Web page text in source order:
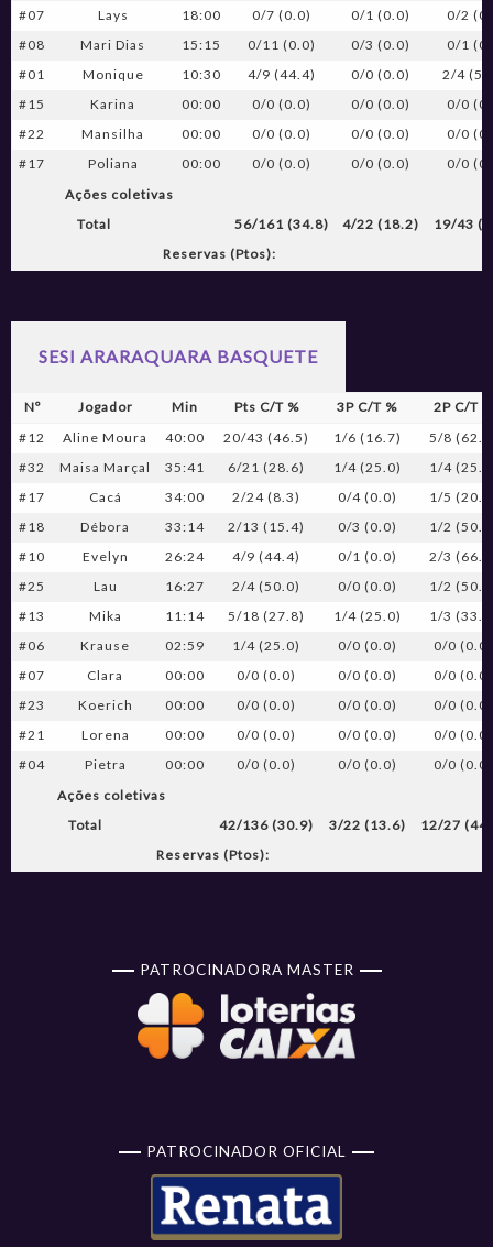
#07 Lays 18:00 0/7 (0.0) 0/1 (0.0)
0/2
#08
Mari Dias 15:15 0/11 (0.0) 0/3 (0.0)
0/1
#01
Monique 10:30 4/9 (44.4) 0/0 (0.0)
2/4
#15
Karina 00:00 0/0 (0.0) 0/0 (0.0)
0/0
#22
Mansilha 00:00 0/0 (0.0) 0/0 (0.0)
0/0
#17
Poliana 00:00 0/0 (0.0) 0/0 (0.0)
0/0
Ações coletivas
Total
56/161 (34.8) 4/22 (18.2)
19/43
Reservas (Ptos):
SESI ARARAQUARA BASQUETE
Nº Jogador Min Pts C/T % 3P C/T %
2P C/T %
#12
Aline Moura 40:00 20/43 (46.5) 1/6 (16.7)
5/8
#32
Maisa Marçal 35:41 6/21 (28.6) 1/4 (25.0)
1/4
#17
Cacá 34:00 2/24 (8.3) 0/4 (0.0)
1/5
#18
Débora 33:14 2/13 (15.4) 0/3 (0.0)
1/2
#10
Evelyn 26:24 4/9 (44.4) 0/1 (0.0)
2/3
#25
Lau 16:27 2/4 (50.0) 0/0 (0.0)
1/2
#13
Mika 11:14 5/18 (27.8) 1/4 (25.0)
1/3
#06
Krause 02:59 1/4 (25.0) 0/0 (0.0)
0/0 (0.0)
#07
Clara 00:00 0/0 (0.0) 0/0 (0.0)
0/0 (0.0)
#23
Koerich 00:00 0/0 (0.0) 0/0 (0.0)
0/0 (0.0)
#21
Lorena 00:00 0/0 (0.0) 0/0 (0.0)
0/0 (0.0)
#04
Pietra 00:00 0/0 (0.0) 0/0 (0.0)
0/0 (0.0)
Ações coletivas
Total
42/136 (30.9) 3/22 (13.6)
12/27
Reservas (Ptos):
PATROCINADORA MASTER
PATROCINADOR OFICIAL